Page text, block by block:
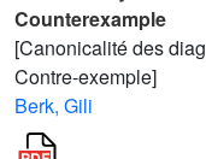
Counterexample
[Canonicalité des
Contre-exemple]
Berk, Gili